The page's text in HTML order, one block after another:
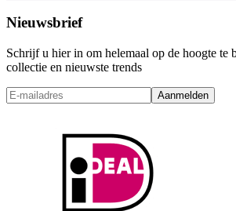
Nieuwsbrief
Schrijf u hier in om helemaal op de hoogte te
collectie en nieuwste trends
Aanmelden